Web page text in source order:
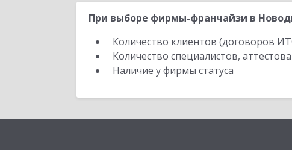
При выборе фирмы-франчайзи в
Количество клиентов (договоров
Количество специалистов,
Наличие у фирмы статуса